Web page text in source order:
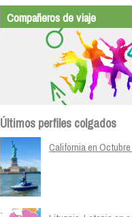
Compañeros de viaje
Últimos perfiles colgados
California en Octubre